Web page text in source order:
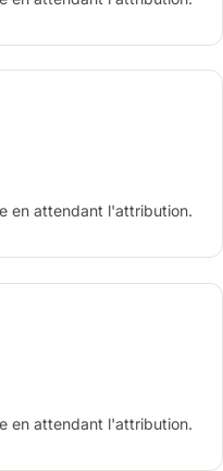
en attendant l'attribution.
en attendant l'attribution.